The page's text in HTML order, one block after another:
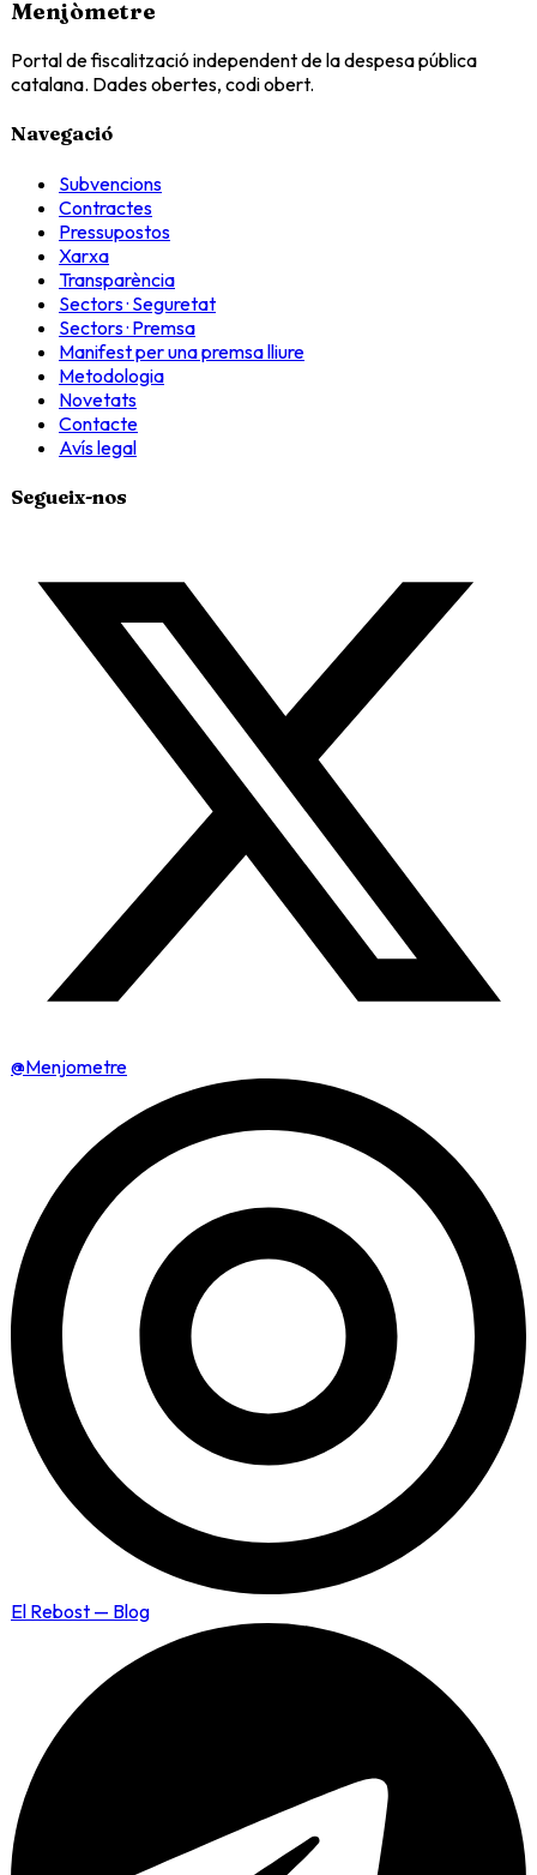
Menjòmetre
Portal de fiscalització independent de la despesa pública
catalana. Dades obertes, codi obert.
Navegació
Subvencions
Contractes
Pressupostos
Xarxa
Transparència
Sectors · Seguretat
Sectors · Premsa
Manifest per una premsa lliure
Metodologia
Novetats
Contacte
Avís legal
Segueix-nos
@Menjometre
El Rebost — Blog